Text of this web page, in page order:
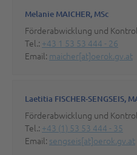
Melanie MAICHER, MSc
Förderabwicklung und
Tel.: +43 1 53 53 444 - 26
Email: maicher[at]oerok.gv.at
Laetitia FISCHER-SENGSEIS,
Förderabwicklung und
Tel.: +43 (1) 53 53 444 - 35
Email: sengseis[at]oerok.gv.at